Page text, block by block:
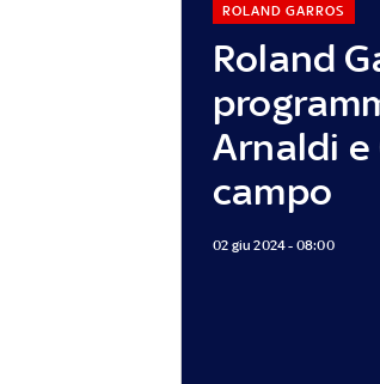
Roland
Arnaldi
campo
ROLAND GARROS
02 giu 2024 - 08:00